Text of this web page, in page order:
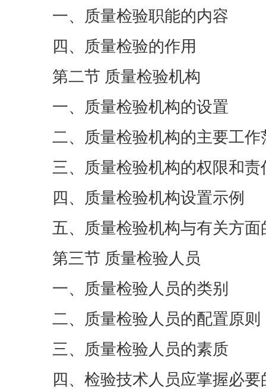
一、质量检验职能的内容
四、质量检验的作用
第二节 质量检验机构
一、质量检验机构的设置
二、质量检验机构的主要工作
三、质量检验机构的权限和责
四、质量检验机构设置示例
五、质量检验机构与有关方面
第三节 质量检验人员
一、质量检验人员的类别
二、质量检验人员的配置原则
三、质量检验人员的素质
四、检验技术人员应掌握必